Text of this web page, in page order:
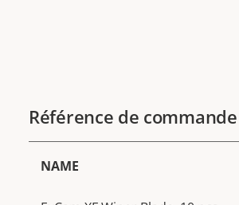
Référence de commande
NAME